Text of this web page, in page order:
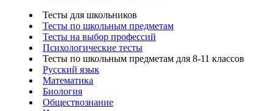
Тесты для школьников
Тесты по школьным предметам
Тесты на выбор профессий
Психологические тесты
Тесты по школьным предметам для 8-11 классов
Русский язык
Математика
Биология
Обществознание